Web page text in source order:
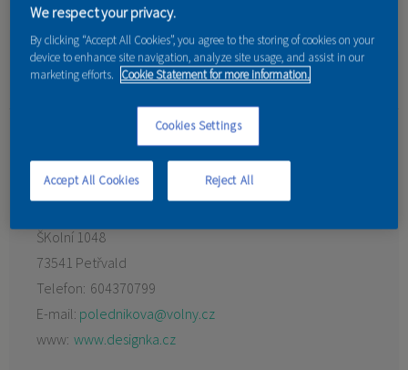
PORADENSTVÍ
AKCE A NOVINKY
KONTAKT
Domů»Partneri
DESIGNKA - Bc.
Kateřina Poledníková
Preferovaný prodejce:Barvy laky Morys
ŠKolní 1048
73541 Petřvald
Telefon: 604370799
E-mail: polednikova@volny.cz
www: www.designka.cz
We respect your privacy.
By clicking “Accept All Cookies”, you agree to the storing of cookies on your
device to enhance site navigation, analyze site usage, and assist in our
marketing efforts. Cookie Statement for more information.
Cookies Settings
Reject All
Accept All Cookies